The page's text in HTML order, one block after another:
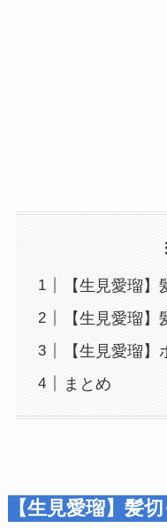
【生見愛瑠】
【生見愛瑠
【生見愛瑠】
まとめ
【生見愛瑠】髪